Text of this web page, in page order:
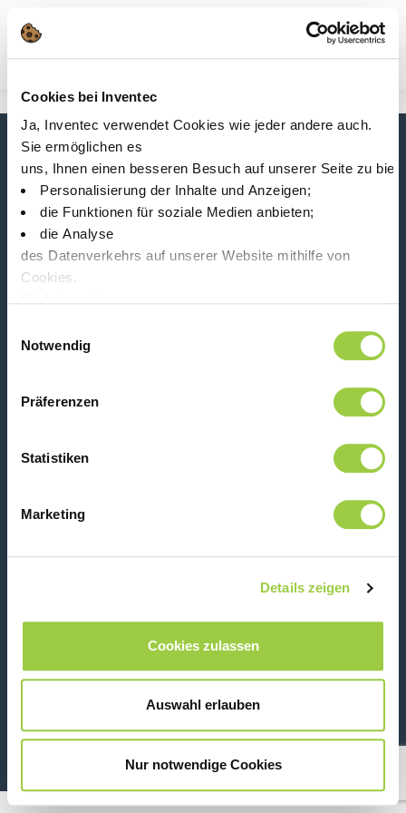
Cookies bei Inventec
Ja, Inventec verwendet Cookies wie jeder andere auch.
Sie ermöglichen es
uns, Ihnen einen besseren Besuch auf unserer Seite zu
Personalisierung der Inhalte und Anzeigen;
die Funktionen für soziale Medien anbieten;
die Analyse
des Datenverkehrs auf unserer Website mithilfe von
Cookies.
Keine Panik, Sie können Ihre Auswahl auch jederzeit auf
Notwendig
Präferenzen
Statistiken
Marketing
Details zeigen
Cookies zulassen
Auswahl erlauben
Nur notwendige Cookies
Suche
Start
Product Product Category
Entfernung von Partikeln
Neuigkeiten, Dienstleistungen, Produkte,...
Bleiben Sie mit unserem Newsletter in Verbindung!
Folge uns auf:
26 Rue des Coulons - 94360 Bry-sur-Marne - France
Rechtliche Informationen & Datenschutzhinweis